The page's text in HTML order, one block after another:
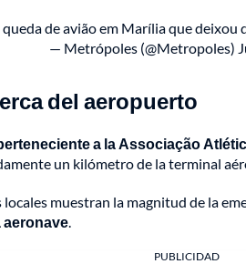
de avião em Marília que deixou
— Metrópoles (@Metropoles)
del aeropuerto
a la Associação
un kilómetro de la terminal
muestran la magnitud de la
aeronave.
PUBLICIDAD